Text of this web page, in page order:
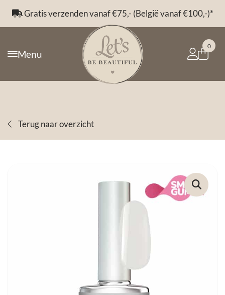
Gratis verzenden vanaf €75,- (België vanaf €100,-)*
Menu
0
Terug naar overzicht